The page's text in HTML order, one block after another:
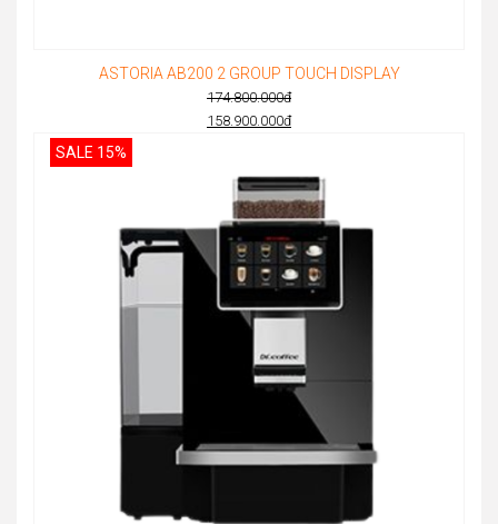
ASTORIA AB200 2 GROUP TOUCH DISPLAY
174.800.000đ
Original
174.800.000đ.
158.900.000đ
is:
158.900.000đ.
SALE 15%